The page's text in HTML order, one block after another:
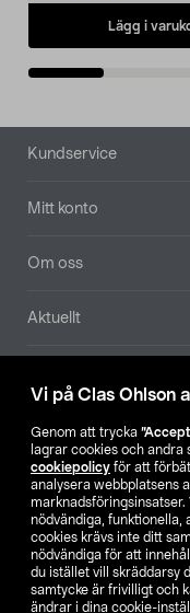
Vi på Clas Ohlson
Genom att trycka
lagrar cookies och andra
cookiepolicy för att
analysera webbplatsens
nödvändiga, funktionella,
cookies krävs inte ditt
nödvändiga för att
du istället vill skräddarsy
samtycke är frivilligt och
ändrar i dina cookie-
Lägg i
Sidfot
Kundservice
Mitt konto
Om oss
Aktuellt